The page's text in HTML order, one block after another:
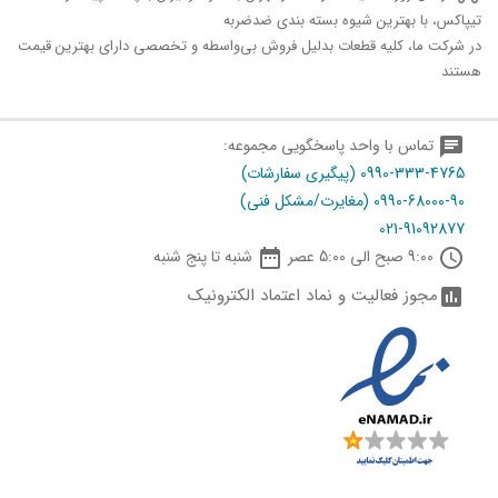
تیپاکس، با بهترین شیوه بسته بندی ضدضربه
در شرکت ما، کلیه قطعات بدلیل فروش بی‌واسطه و تخصصی دارای بهترین قیمت
هستند
chat تماس با واحد پاسخگویی مجموعه:
0990-333-4765 (پیگیری سفارشات)
0990-68000-90 (مغایرت/مشکل فنی)
021-91092877
schedule
 شنبه تا پنج شنبه
assessmentمجوز فعالیت و نماد اعتماد الکترونیک